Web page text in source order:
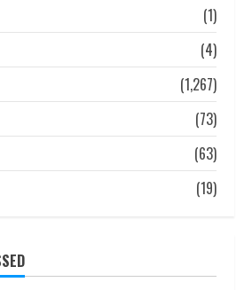
(1)
(4)
(1,267)
(73)
(63)
(19)